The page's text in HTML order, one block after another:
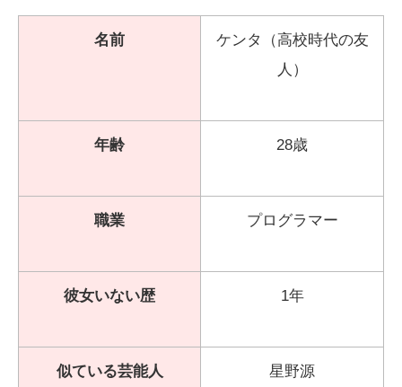
名前
ケンタ（高校時代の友
人）
年齢 28歳
職業 プログラマー
彼女いない歴 1年
似ている芸能人 星野源